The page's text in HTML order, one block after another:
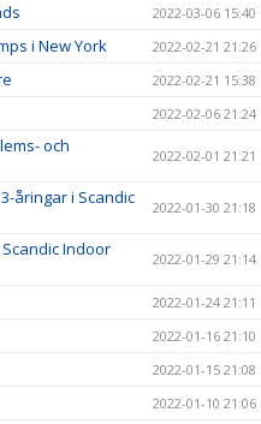
2022-03-06 15:40
i New York 2022-02-21 21:26
2022-02-21 15:38
2022-02-06 21:24
och
2022-02-01 21:21
åringar i Scandic
2022-01-30 21:18
Indoor
2022-01-29 21:14
2022-01-24 21:11
2022-01-16 21:10
2022-01-15 21:08
2022-01-10 21:06